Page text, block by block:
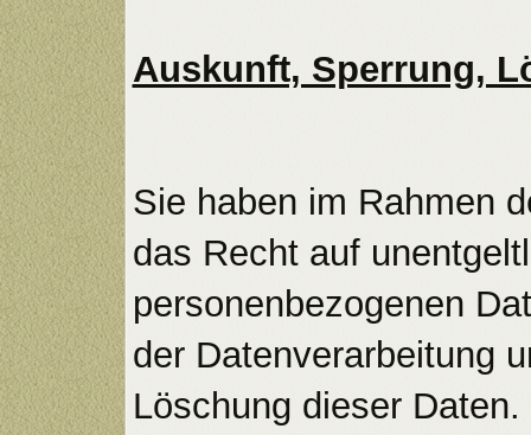
Auskunft, Sperrung,
Sie haben im Rahmen
das Recht auf
personenbezogenen
der Datenverarbeitung
Löschung dieser